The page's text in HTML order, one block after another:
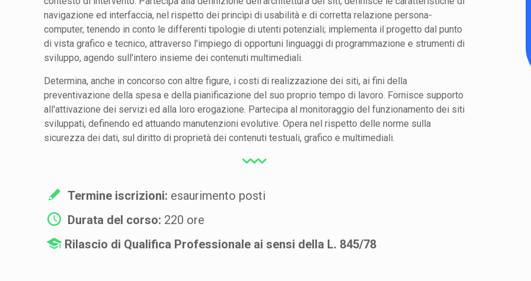
navigazione ed interfaccia, nel rispetto dei princìpi di usabilità e di corretta relazione persona-
computer, tenendo in conto le differenti tipologie di utenti potenziali; implementa il progetto dal punto
di vista grafico e tecnico, attraverso l'impiego di opportuni linguaggi di programmazione e strumenti di
sviluppo, agendo sull'intero insieme dei contenuti multimediali.
Determina, anche in concorso con altre figure, i costi di realizzazione dei siti, ai fini della
preventivazione della spesa e della pianificazione del suo proprio tempo di lavoro. Fornisce supporto
all'attivazione dei servizi ed alla loro erogazione. Partecipa al monitoraggio del funzionamento dei siti
sviluppati, definendo ed attuando manutenzioni evolutive. Opera nel rispetto delle norme sulla
sicurezza dei dati, sul diritto di proprietà dei contenuti testuali, grafico e multimediali.
Termine iscrizioni: esaurimento posti
Durata del corso: 220 ore
Rilascio di Qualifica Professionale ai sensi della L. 845/78